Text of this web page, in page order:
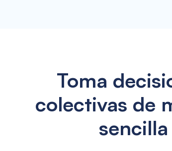
Toma
colectivas de
sencilla